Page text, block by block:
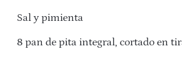
Sal y pimienta
8 pan de pita integral, cortado en